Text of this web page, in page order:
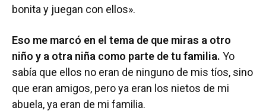
bonita y juegan con ellos».
Eso me marcó en el tema de que miras a otro
niño y a otra niña como parte de tu familia. Yo
sabía que ellos no eran de ninguno de mis tíos, sino
que eran amigos, pero ya eran los nietos de mi
abuela, ya eran de mi familia.